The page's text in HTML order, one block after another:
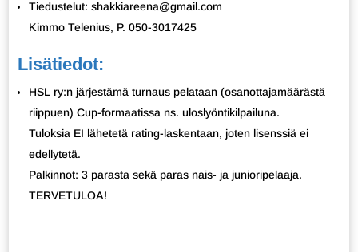
Tiedustelut: shakkiareena@gmail.com
Kimmo Telenius, P. 050-3017425
Lisätiedot:
HSL ry:n järjestämä turnaus pelataan (osanottajamäärästä
riippuen) Cup-formaatissa ns. uloslyöntikilpailuna.
Tuloksia EI lähetetä rating-laskentaan, joten lisenssiä ei
edellytetä.
Palkinnot: 3 parasta sekä paras nais- ja junioripelaaja.
TERVETULOA!